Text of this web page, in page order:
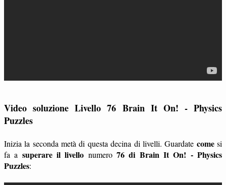
Video soluzione Livello 76 Brain It On! - Physics
Puzzles
Inizia la seconda metà di questa decina di livelli. Guardate comesi
fa a superare il livello numero76 di Brain It On! - Physics
Puzzles: